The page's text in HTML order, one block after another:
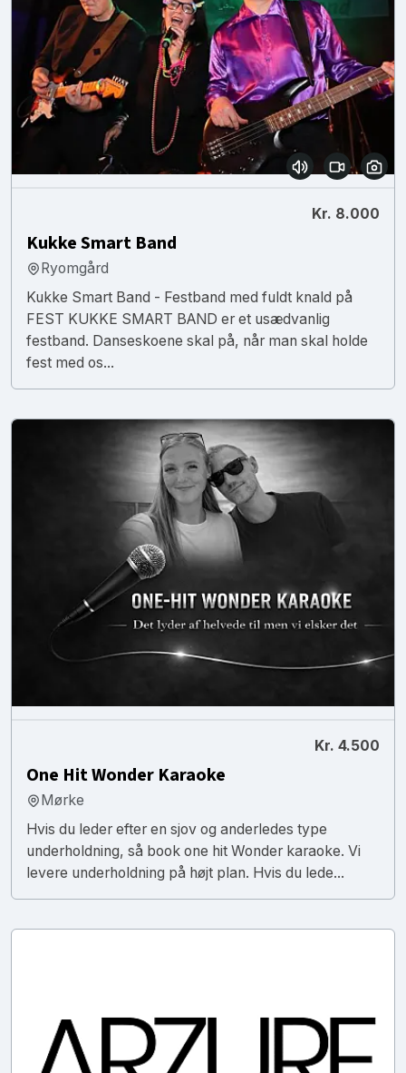
Kr. 8.000
Kukke Smart Band
Ryomgård
Kukke Smart Band - Festband med fuldt knald på
FEST KUKKE SMART BAND er et usædvanlig
festband. Danseskoene skal på, når man skal holde
fest med os...
Kr. 4.500
One Hit Wonder Karaoke
Mørke
Hvis du leder efter en sjov og anderledes type
underholdning, så book one hit Wonder karaoke. Vi
levere underholdning på højt plan. Hvis du lede...